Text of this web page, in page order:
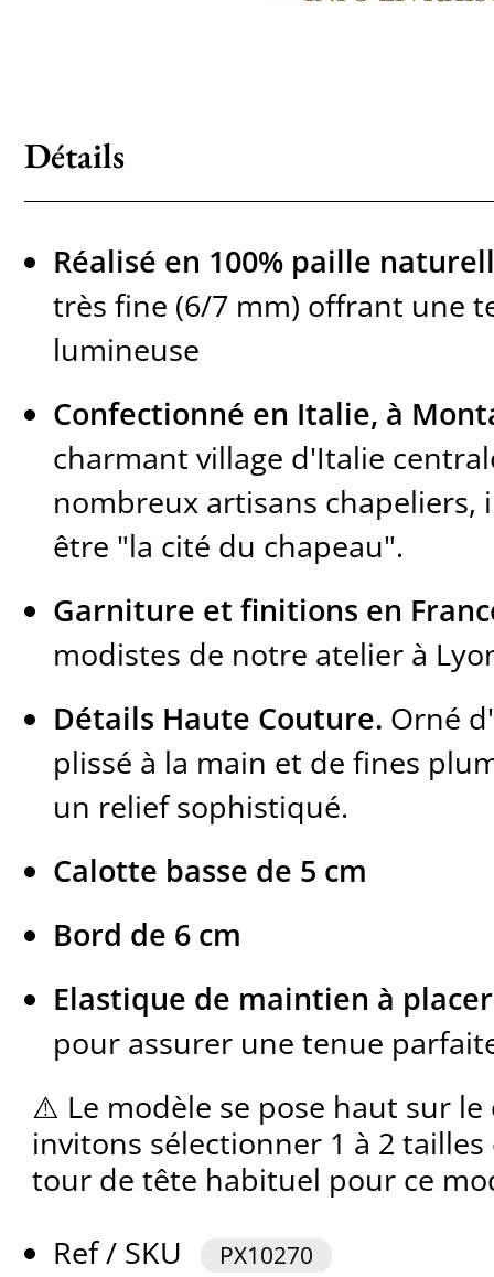
Détails
Réalisé en 100% paille
très fine (6/7 mm) offrant une
lumineuse
Confectionné en Italie, à
charmant village d'Italie
nombreux artisans chapeliers,
être "la cité du chapeau".
Garniture et finitions en
modistes de notre atelier à
Détails Haute Couture. Orné
plissé à la main et de fines
un relief sophistiqué.
Calotte basse de 5 cm
Bord de 6 cm
Elastique de maintien à
pour assurer une tenue
⚠️ Le modèle se pose haut sur le
invitons sélectionner 1 à 2
tour de tête habituel pour ce
Ref / SKU
PX10270